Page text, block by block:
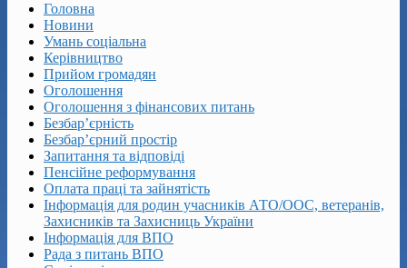
Головна
Новини
Умань соціальна
Керівництво
Прийом громадян
Оголошення
Оголошення з фінансових питань
Безбар’єрність
Безбар’єрний простір
Запитання та відповіді
Пенсійне реформування
Оплата праці та зайнятість
Інформація для родин учасників АТО/ООС, ветеранів,
Захисників та Захисниць України
Інформація для ВПО
Рада з питань ВПО